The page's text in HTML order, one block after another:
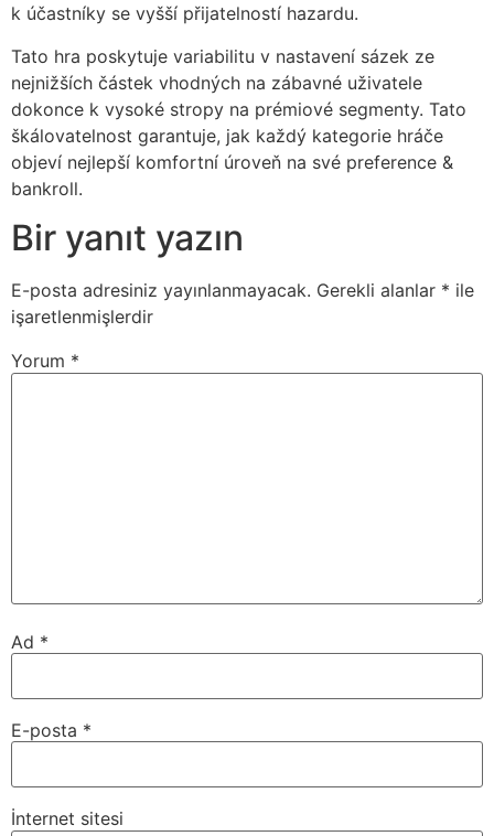
k účastníky se vyšší přijatelností hazardu.
Tato hra poskytuje variabilitu v nastavení sázek ze
nejnižších částek vhodných na zábavné uživatele
dokonce k vysoké stropy na prémiové segmenty. Tato
škálovatelnost garantuje, jak každý kategorie hráče
objeví nejlepší komfortní úroveň na své preference &
bankroll.
Bir yanıt yazın
E-posta adresiniz yayınlanmayacak. Gerekli alanlar * ile
işaretlenmişlerdir
Yorum *
Ad *
E-posta *
İnternet sitesi